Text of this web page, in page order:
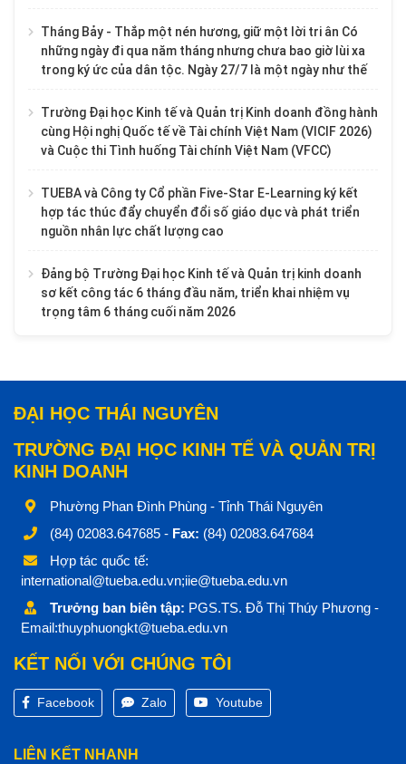
Tháng Bảy - Thắp một nén hương, giữ một lời tri ân Có
những ngày đi qua năm tháng nhưng chưa bao giờ lùi xa
trong ký ức của dân tộc. Ngày 27/7 là một ngày như thế
Trường Đại học Kinh tế và Quản trị Kinh doanh đồng hành
cùng Hội nghị Quốc tế về Tài chính Việt Nam (VICIF 2026)
và Cuộc thi Tình huống Tài chính Việt Nam (VFCC)
TUEBA và Công ty Cổ phần Five-Star E-Learning ký kết
hợp tác thúc đẩy chuyển đổi số giáo dục và phát triển
nguồn nhân lực chất lượng cao
Đảng bộ Trường Đại học Kinh tế và Quản trị kinh doanh
sơ kết công tác 6 tháng đầu năm, triển khai nhiệm vụ
trọng tâm 6 tháng cuối năm 2026
ĐẠI HỌC THÁI NGUYÊN
TRƯỜNG ĐẠI HỌC KINH TẾ VÀ QUẢN TRỊ
KINH DOANH
Phường Phan Đình Phùng - Tỉnh Thái Nguyên
(84) 02083.647685 - Fax: (84) 02083.647684
Hợp tác quốc tế:
international@tueba.edu.vn;iie@tueba.edu.vn
Trưởng ban biên tập: PGS.TS. Đỗ Thị Thúy Phương -
Email:thuyphuongkt@tueba.edu.vn
KẾT NỐI VỚI CHÚNG TÔI
Facebook Zalo Youtube
LIÊN KẾT NHANH